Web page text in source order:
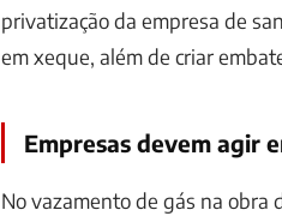
privatização da empresa de
em xeque, além de criar
Empresas devem agir
No vazamento de gás na obra